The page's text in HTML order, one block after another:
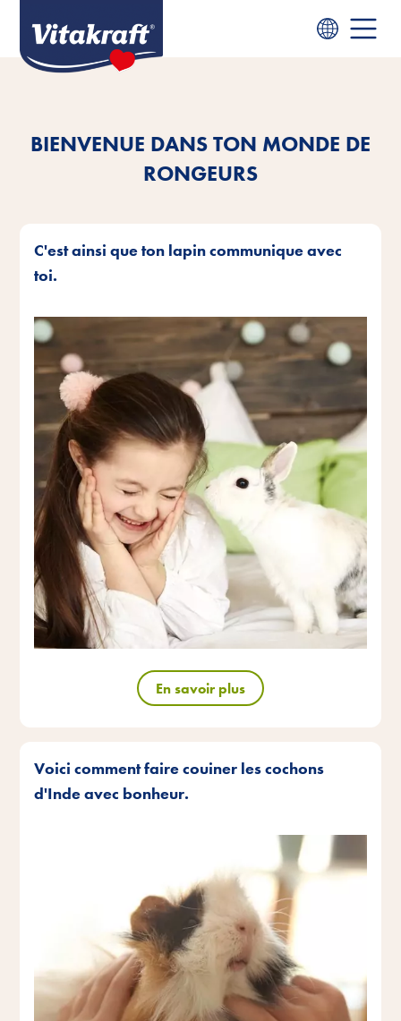
BIENVENUE DANS TON MONDE DE
RONGEURS
C'est ainsi que ton lapin communique avec
toi.
En savoir plus
Voici comment faire couiner les cochons
d'Inde avec bonheur.